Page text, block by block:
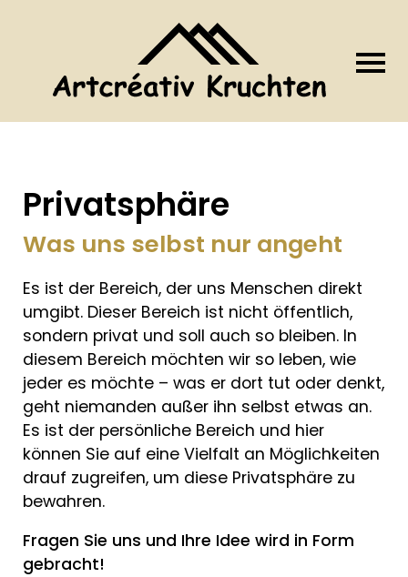
Privatsphäre
Was uns selbst nur angeht
Es ist der Bereich, der uns Menschen direkt
umgibt. Dieser Bereich ist nicht öffentlich,
sondern privat und soll auch so bleiben. In
diesem Bereich möchten wir so leben, wie
jeder es möchte – was er dort tut oder denkt,
geht niemanden außer ihn selbst etwas an.
Es ist der persönliche Bereich und hier
können Sie auf eine Vielfalt an Möglichkeiten
drauf zugreifen, um diese Privatsphäre zu
bewahren.
Fragen Sie uns und Ihre Idee wird in Form
gebracht!